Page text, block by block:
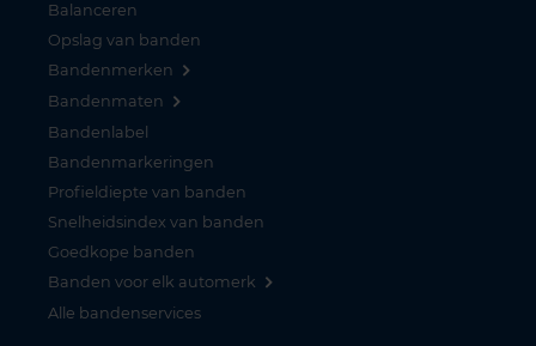
Balanceren
Opslag van banden
Bandenmerken
Bandenmaten
Bandenlabel
Bandenmarkeringen
Profieldiepte van banden
Snelheidsindex van banden
Goedkope banden
Banden voor elk automerk
Alle bandenservices